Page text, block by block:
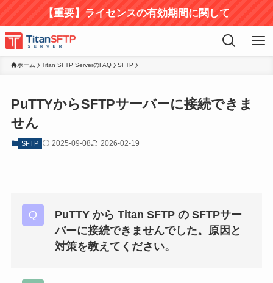
【重要】ライセンスの有効期間に関して
ホーム Titan SFTP ServerのFAQ SFTP
PuTTYからSFTPサーバーに接続できま
せん
SFTP 2025-09-08 2026-02-19
PuTTY から Titan SFTP の SFTPサー
バーに接続できませんでした。原因と
対策を教えてください。